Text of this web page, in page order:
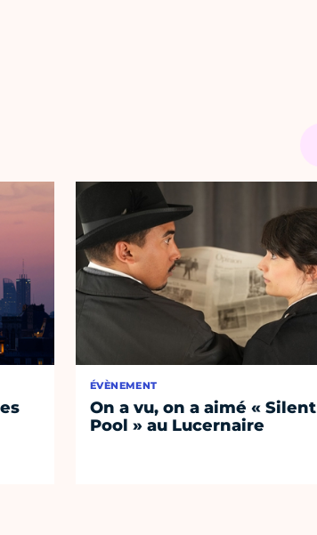
ÉVÈNEMENT
On a vu, on a aimé « Silent
Pool » au Lucernaire